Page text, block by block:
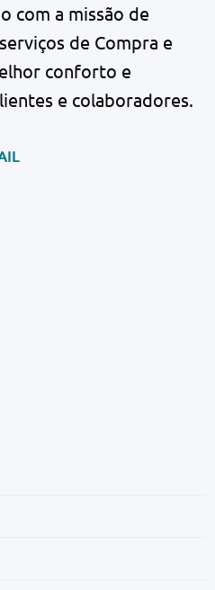
com a missão de
de Compra e
conforto e
e colaboradores.